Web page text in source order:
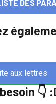
DES
aux lettres
👇